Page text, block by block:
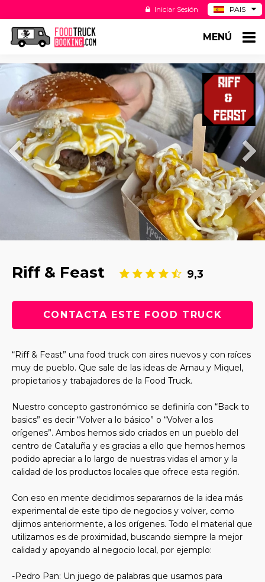
PAIS
DE
US
Iniciar Sesión
MENÚ
Riff & Feast 9,3
CONTACTA ESTE FOOD TRUCK
“Riff & Feast” una food truck con aires nuevos y con raíces
muy de pueblo. Que sale de las ideas de Arnau y Miquel,
propietarios y trabajadores de la Food Truck.
Nuestro concepto gastronómico se definiría con “Back to
basics” es decir “Volver a lo básico” o “Volver a los
orígenes”. Ambos hemos sido criados en un pueblo del
centro de Cataluña y es gracias a ello que hemos hemos
podido apreciar a lo largo de nuestras vidas el amor y la
calidad de los productos locales que ofrece esta región.
Con eso en mente decidimos separarnos de la idea más
experimental de este tipo de negocios y volver, como
dijimos anteriormente, a los orígenes. Todo el material que
utilizamos es de proximidad, buscando siempre la mejor
calidad y apoyando al negocio local, por ejemplo:
-Pedro Pan: Un juego de palabras que usamos para